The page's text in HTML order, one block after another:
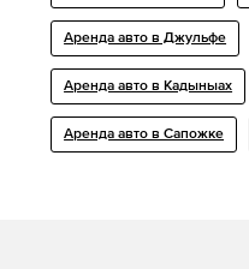
Аренда авто в Джульфе
Аренда авто в Кадыныах
Аренда авто в Сапожке